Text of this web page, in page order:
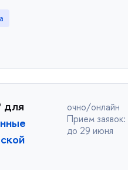
для
очно/онлайн
Прием заявок:
до 29 июня